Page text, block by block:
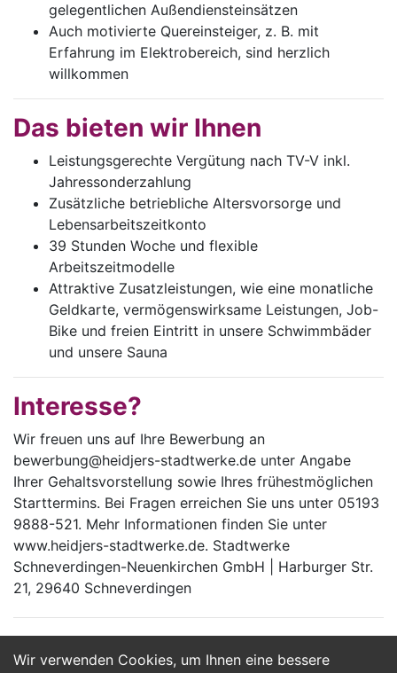
Wir verwenden Cookies, um Ihnen eine bessere
gelegentlichen Außendiensteinsätzen
Auch motivierte Quereinsteiger, z. B. mit
Erfahrung im Elektrobereich, sind herzlich
willkommen
Das bieten wir Ihnen
Leistungsgerechte Vergütung nach TV-V inkl.
Jahressonderzahlung
Zusätzliche betriebliche Altersvorsorge und
Lebensarbeitszeitkonto
39 Stunden Woche und flexible
Arbeitszeitmodelle
Attraktive Zusatzleistungen, wie eine monatliche
Geldkarte, vermögenswirksame Leistungen, Job-
Bike und freien Eintritt in unsere Schwimmbäder
und unsere Sauna
Interesse?
Wir freuen uns auf Ihre Bewerbung an
bewerbung@heidjers-stadtwerke.de unter Angabe
Ihrer Gehaltsvorstellung sowie Ihres frühestmöglichen
Starttermins. Bei Fragen erreichen Sie uns unter 05193
9888-521. Mehr Informationen finden Sie unter
www.heidjers-stadtwerke.de. Stadtwerke
Schneverdingen-Neuenkirchen GmbH | Harburger Str.
21, 29640 Schneverdingen